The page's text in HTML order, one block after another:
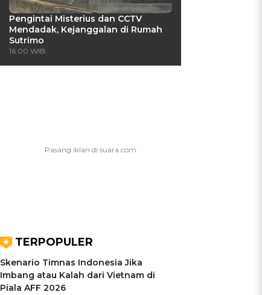
Pengintai Misterius dan CCTV
Mendadak, Kejanggalan di Rumah
Sutrimo
16:00 WIB
TERPOPULER
Skenario Timnas Indonesia Jika
Imbang atau Kalah dari Vietnam di
Piala AFF 2026